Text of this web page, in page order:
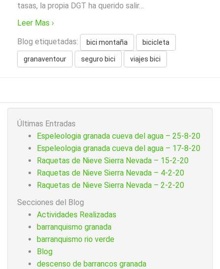
tasas, la propia DGT ha querido salir…
Leer Mas ›
Blog etiquetadas: bici montaña bicicleta
granaventour seguro bici viajes bici
Últimas Entradas
Espeleologia granada cueva del agua – 25-8-20
Espeleologia granada cueva del agua – 17-8-20
Raquetas de Nieve Sierra Nevada – 15-2-20
Raquetas de Nieve Sierra Nevada – 4-2-20
Raquetas de Nieve Sierra Nevada – 2-2-20
Secciones del Blog
Actividades Realizadas
barranquismo granada
barranquismo rio verde
Blog
descenso de barrancos granada